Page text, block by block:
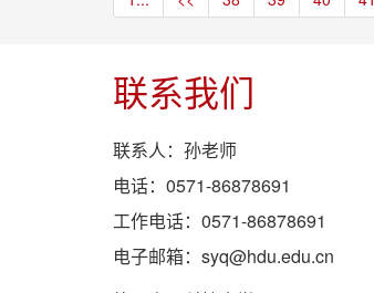
联系我们
联系人：孙老师
电话：0571-86878691
工作电话：0571-86878691
电子邮箱：syq@hdu.edu.cn